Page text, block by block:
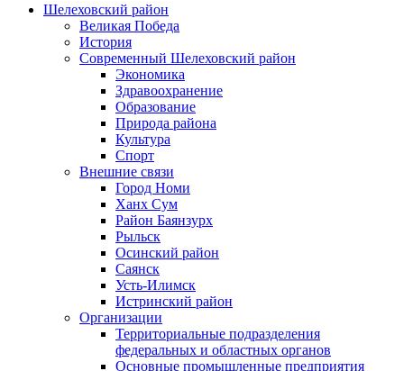
Шелеховский район
Великая Победа
История
Современный Шелеховский район
Экономика
Здравоохранение
Образование
Природа района
Культура
Спорт
Внешние связи
Город Номи
Ханх Сум
Район Баянзурх
Рыльск
Осинский район
Саянск
Усть-Илимск
Истринский район
Организации
Территориальные подразделения
федеральных и областных органов
Основные промышленные предприятия